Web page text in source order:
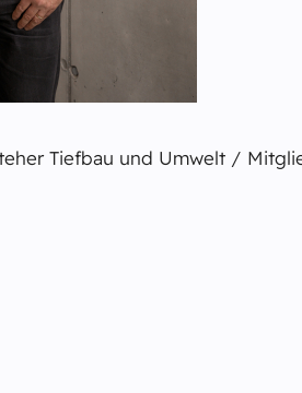
Tiefbau und Umwelt /